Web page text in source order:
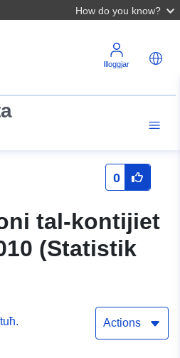
How do you know?
Illoggjar
0
tal-kontijiet
(Statistik
Actions